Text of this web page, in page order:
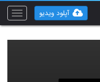
Toggle
آپلود ویدیو